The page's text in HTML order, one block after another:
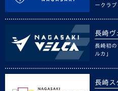
ークラブ
長崎ヴ
長崎初の
ルカ」
長崎ス